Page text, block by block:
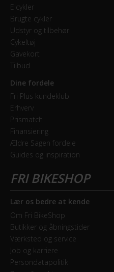
BREMSER
Bagbremse
Fodbremse
Forbremse
Mekanisk fælgbremse
GEAR
Geartype
Indvendige gear
Kranksæt
40 T
Samlet antal gear
3
Skiftegreb
Elcykler
Brugte cykler
Udstyr og tilbehør
Cykeltøj
Gavekort
Tilbud
Dine fordele
Fri Plus kundeklub
Erhverv
Prismatch
Finansiering
Ældre Sagen fordele
Guides og inspiration
Lær os bedre at kende
Om Fri BikeShop
Butikker og åbningstider
Værksted og service
Job og karriere
Persondatapolitik